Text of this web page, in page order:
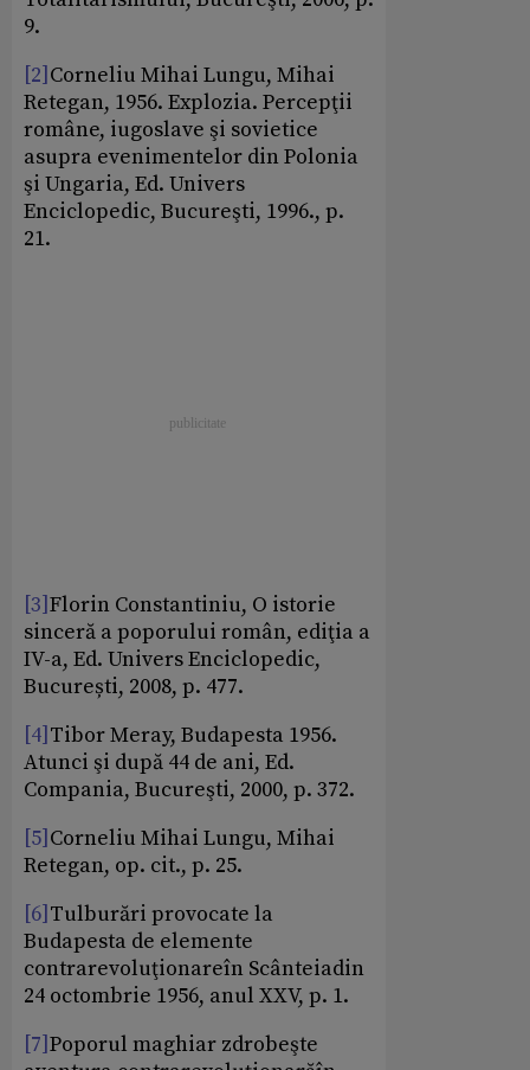
9.
[2] Corneliu Mihai Lungu, Mihai
Retegan, 1956. Explozia. Percepţii
române, iugoslave şi sovietice
asupra evenimentelor din Polonia
şi Ungaria, Ed. Univers
Enciclopedic, Bucureşti, 1996., p.
21.
[3]Florin Constantiniu, O istorie
sinceră a poporului român, ediţia a
IV-a, Ed. Univers Enciclopedic,
București, 2008, p. 477.
[4] Tibor Meray, Budapesta 1956.
Atunci şi după 44 de ani, Ed.
Compania, Bucureşti, 2000, p. 372.
[5] Corneliu Mihai Lungu, Mihai
Retegan, op. cit., p. 25.
[6] Tulburări provocate la
Budapesta de elemente
contrarevoluţionareîn Scânteiadin
24 octombrie 1956, anul XXV, p. 1.
[7]Poporul maghiar zdrobeşte